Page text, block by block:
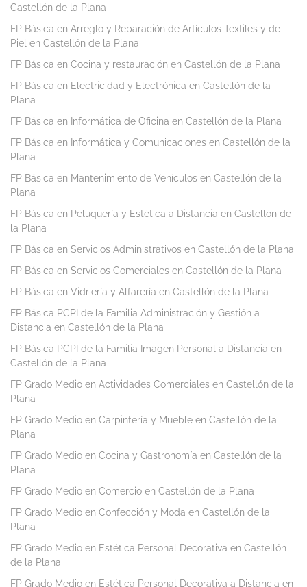
Castellón de la Plana
FP Básica en Arreglo y Reparación de Artículos Textiles y de
Piel en Castellón de la Plana
FP Básica en Cocina y restauración en Castellón de la Plana
FP Básica en Electricidad y Electrónica en Castellón de la
Plana
FP Básica en Informática de Oficina en Castellón de la Plana
FP Básica en Informática y Comunicaciones en Castellón de la
Plana
FP Básica en Mantenimiento de Vehículos en Castellón de la
Plana
FP Básica en Peluquería y Estética a Distancia en Castellón de
la Plana
FP Básica en Servicios Administrativos en Castellón de la Plana
FP Básica en Servicios Comerciales en Castellón de la Plana
FP Básica en Vidriería y Alfarería en Castellón de la Plana
FP Básica PCPI de la Familia Administración y Gestión a
Distancia en Castellón de la Plana
FP Básica PCPI de la Familia Imagen Personal a Distancia en
Castellón de la Plana
FP Grado Medio en Actividades Comerciales en Castellón de la
Plana
FP Grado Medio en Carpintería y Mueble en Castellón de la
Plana
FP Grado Medio en Cocina y Gastronomía en Castellón de la
Plana
FP Grado Medio en Comercio en Castellón de la Plana
FP Grado Medio en Confección y Moda en Castellón de la
Plana
FP Grado Medio en Estética Personal Decorativa en Castellón
de la Plana
FP Grado Medio en Estética Personal Decorativa a Distancia en